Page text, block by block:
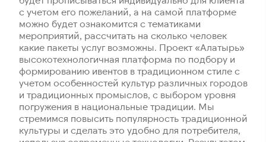
с учетом его пожеланий, а на самой платформе
можно будет ознакомится с тематиками
мероприятий, рассчитать на сколько человек
какие пакеты услуг возможны. Проект «Алатырь»
высокотехнологичная платформа по подбору и
формированию ивентов в традиционном стиле с
учетом особенностей культур различных городов
и традиционных промыслов, с выбором уровня
погружения в национальные традиции. Мы
стремимся повысить популярность традиционной
культуры и сделать это удобно для потребителя,